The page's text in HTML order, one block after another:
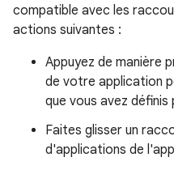
compatible avec les
actions suivantes :
Appuyez de manière
de votre application
que vous avez
Faites glisser un
d'applications de